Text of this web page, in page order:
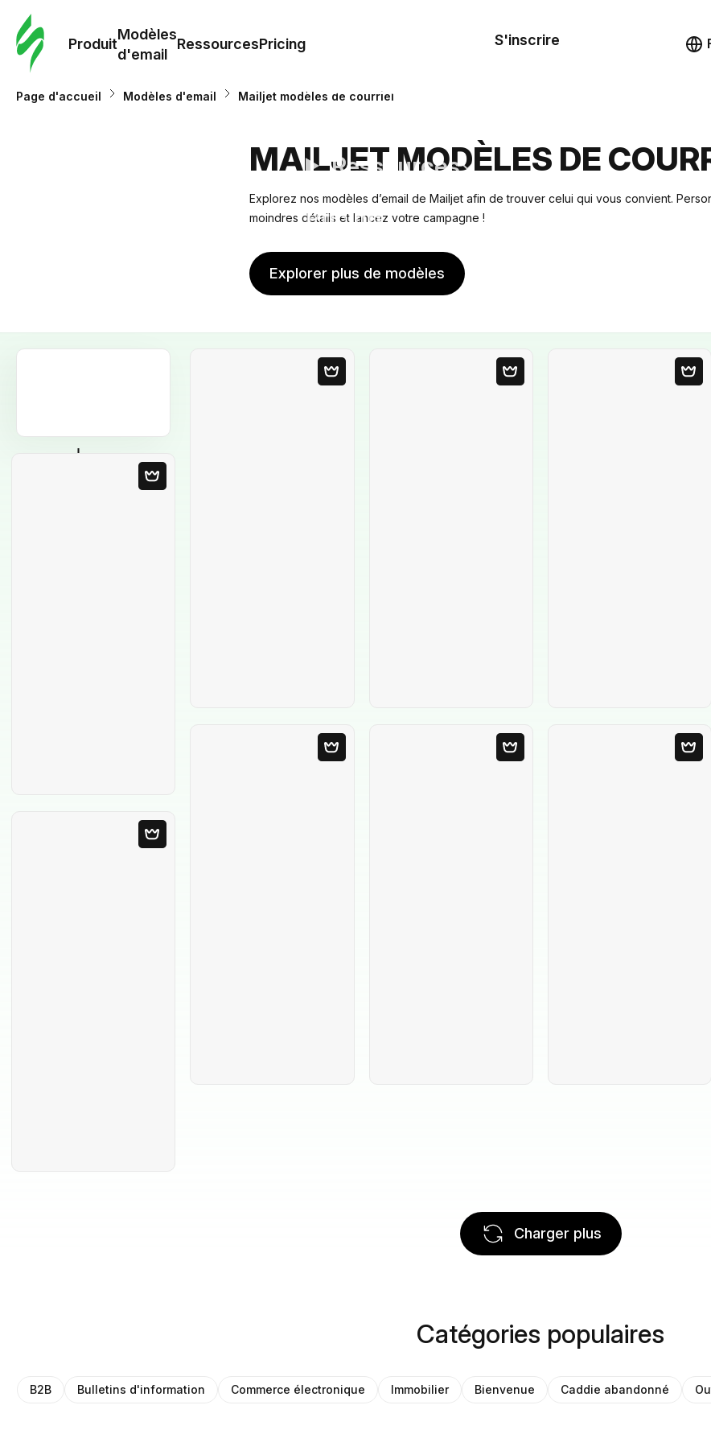
Produit
Modèles
d'email
RessourcesPricing
Modèles
Ressources
Pricing
S'inscrire
Page d'accueil Modèles d'email Mailjet modèles de courriel
MAILJET MODÈLES DE
Explorez nos modèles d’email de Mailjet afin de trouver celui qui vous convient.
moindres détails et lancez votre campagne !
Explorer plus de modèles
Charger plus
Catégories populaires
B2B Bulletins d'information Commerce électronique Immobilier Bienvenue Caddie abandonné